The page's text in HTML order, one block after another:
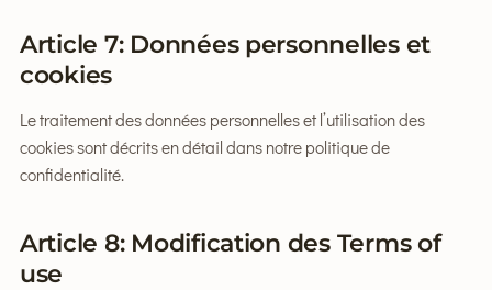
Article 7: Données personnelles et
cookies
Le traitement des données personnelles et l’utilisation des
cookies sont décrits en détail dans notre politique de
confidentialité.
Article 8: Modification des Terms of
use